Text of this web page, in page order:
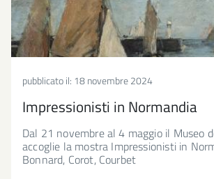
pubblicato il: 18 novembre 2024
Impressionisti in Normandia
Dal 21 novembre al 4 maggio il Museo
accoglie la mostra Impressionisti in
Bonnard, Corot, Courbet